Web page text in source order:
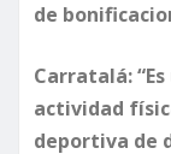
de
Carratalá:
actividad
deportiva de